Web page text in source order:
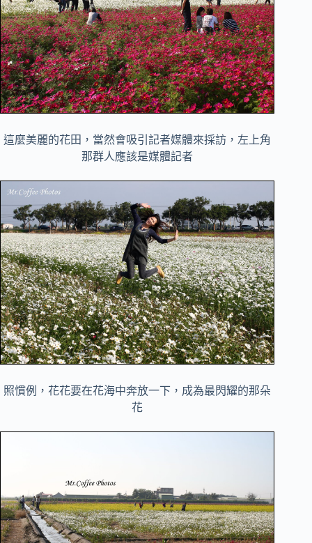
這麼美麗的花田，當然會吸引記者媒體來採訪，左上角
那群人應該是媒體記者
照慣例，花花要在花海中奔放一下，成為最閃耀的那朵
花